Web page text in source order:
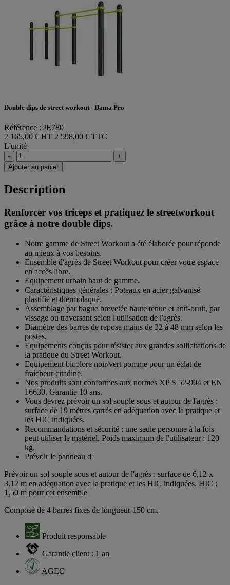
Double dips de street workout - Dama Pro
Référence : JE780
2 165,00 € HT 2 598,00 € TTC
L'unité
-
+
Ajouter au panier
Description
Renforcer vos triceps et pratiquez le streetworkout
grâce à notre double dips.
Notre gamme de Street Workout a été élaborée pour réponde
au mieux à vos besoins.
Ensemble d'agrès de Street Workout pour créer votre espace
en accès libre.
Equipement urbain haut de gamme.
Caractéristiques générales : Poteaux en acier galvanisé
plastifié et thermolaqué.
Assemblage par bague brevetée haute tenue et anti-bruit, par
vissage ou traversant selon l'utilisation de l'agrès.
Diamètre des barres de repose mains de 32 à 48 mm selon les
postes.
Equipements conçus pour résister aux grandes sollicitations de
la pratique du Street Workout.
Equipement bicolore noir/vert pomme pour un éclat de
fraicheur citadine.
Nos produits sont conformes aux normes XP S 52-904 et EN
16630. Garantie 10 ans.
Vous devrez prévoir un sol souple sous et autour de l'agrès :
surface de 19 mètres carrés en adéquation avec la pratique et
les HIC indiquées.
Recommandations et sécurité : une seule personne à la fois
peut utiliser le matériel. Poids maximum de l'utilisateur : 120
kg.
Prévoir le panneau d'
Prévoir un sol souple sous et autour de l'agrès : surface de 6,12 x
3,12 m en adéquation avec la pratique et les HIC indiquées. HIC :
1,50 m pour cet ensemble
Composé de 4 barres fixes de longueur 150 cm.
Produit responsable
Garantie client : 1 an
AGEC